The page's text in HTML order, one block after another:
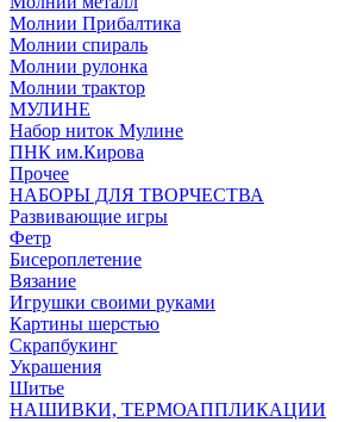
Молнии Прибалтика
Молнии спираль
Молнии рулонка
Молнии трактор
МУЛИНЕ
Набор ниток Мулине
ПНК им.Кирова
Прочее
НАБОРЫ ДЛЯ ТВОРЧЕСТВА
Развивающие игры
Фетр
Бисероплетение
Вязание
Игрушки своими руками
Картины шерстью
Скрапбукинг
Украшения
Шитье
НАШИВКИ, ТЕРМОАППЛИКАЦИИ